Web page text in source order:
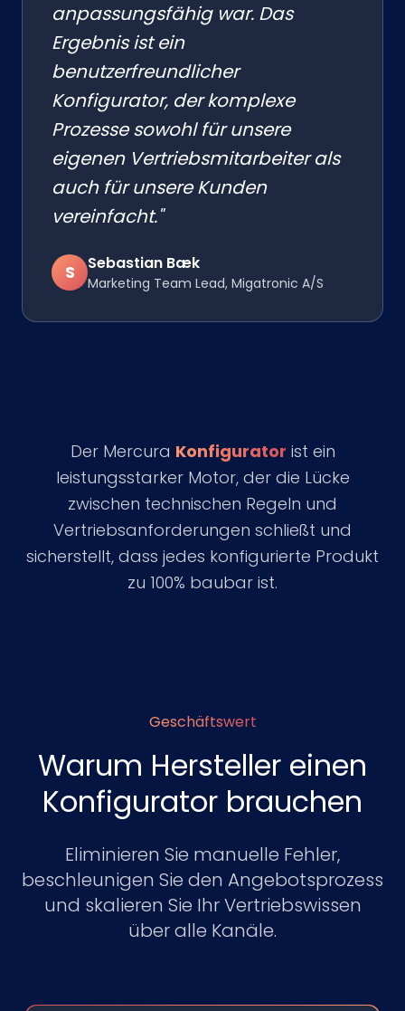
anpassungsfähig war. Das
Ergebnis ist ein
benutzerfreundlicher
Konfigurator, der komplexe
Prozesse sowohl für unsere
eigenen Vertriebsmitarbeiter als
auch für unsere Kunden
vereinfacht."
S Sebastian Bæk
Marketing Team Lead, Migatronic A/S
Der Mercura Konfigurator ist ein
leistungsstarker Motor, der die Lücke
zwischen technischen Regeln und
Vertriebsanforderungen schließt und
sicherstellt, dass jedes konfigurierte Produkt
zu 100% baubar ist.
Geschäftswert
Warum Hersteller einen
Konfigurator brauchen
Eliminieren Sie manuelle Fehler,
beschleunigen Sie den Angebotsprozess
und skalieren Sie Ihr Vertriebswissen
über alle Kanäle.